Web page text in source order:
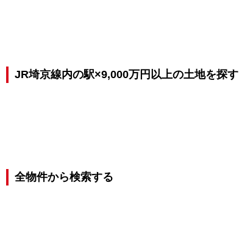
JR埼京線内の駅×9,000万円以上の土地を探す
全物件から検索する